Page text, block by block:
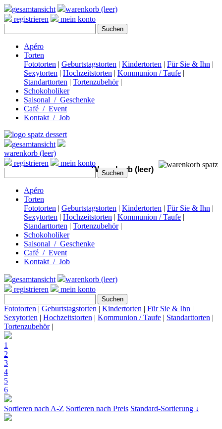
gesamtansicht
warenkorb (leer)
registrieren
mein konto
Apéro
Torten
Fototorten | Geburtstagstorten | Kindertorten | Für Sie & Ihn |
Sexytorten | Hochzeitstorten | Kommunion / Taufe |
Standarttorten | Tortenzubehör|
Schokoholiker
Saisonal / Geschenke
Café / Event
Kontakt / Job
Warenkorb (leer)
gesamtansicht
warenkorb (leer)
registrieren
mein konto
Apéro
Torten
Fototorten | Geburtstagstorten | Kindertorten | Für Sie & Ihn |
Sexytorten | Hochzeitstorten | Kommunion / Taufe |
Standarttorten | Tortenzubehör|
Schokoholiker
Saisonal / Geschenke
Café / Event
Kontakt / Job
gesamtansicht
warenkorb (leer)
registrieren
mein konto
Fototorten | Geburtstagstorten | Kindertorten | Für Sie & Ihn |
Sexytorten | Hochzeitstorten | Kommunion / Taufe | Standarttorten |
Tortenzubehör|
1
2
3
4
5
6
Sortieren nach A-Z Sortieren nach Preis Standard-Sortierung ↓